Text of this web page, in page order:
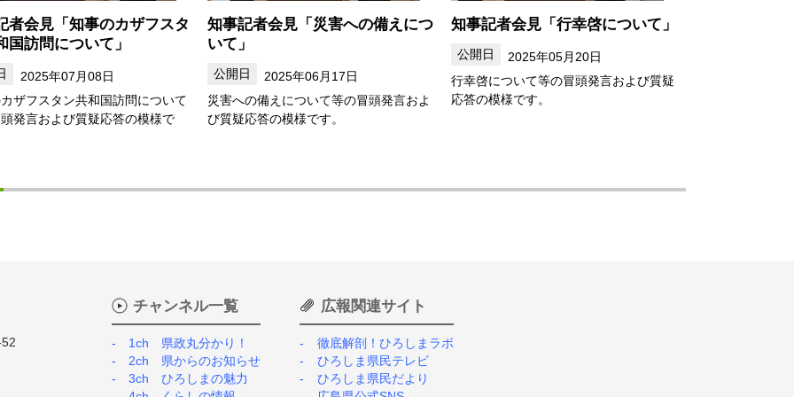
者会見「知事のカザフスタ
国訪問について」
2025年07月08日
ザフスタン共和国訪問について
発言および質疑応答の模様で
知事記者会見「災害への備えにつ
いて」
2025年06月17日
災害への備えについて等の冒頭発言およ
び質疑応答の模様です。
知事記者会見「行幸啓について」
2025年05月20日
行幸啓について等の冒頭発言および質疑
応答の模様です。
チャンネル一覧
1ch 県政丸分かり！
2ch 県からのお知らせ
3ch ひろしまの魅力
広報関連サイト
徹底解剖！ひろしまラボ
ひろしま県民テレビ
ひろしま県民だより